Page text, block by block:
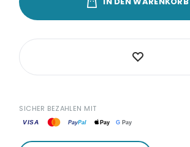
SICHER BEZAHLEN MIT
VISA PayPal Pay G Pay